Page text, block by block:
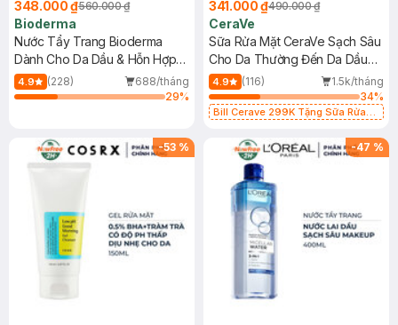
348.000 ₫560.000 ₫
Bioderma
Nước Tẩy Trang Bioderma
Dành Cho Da Dầu & Hỗn Hợp
500ml
4.9 (228)
688/tháng
29%
341.000 ₫490.000 ₫
CeraVe
Sữa Rửa Mặt CeraVe Sạch Sâu
Cho Da Thường Đến Da Dầu
473ml
4.9 (116)
1.5k/tháng
34%
Bill Cerave 299K Tặng Sữa Rửa
-53 % -47 %